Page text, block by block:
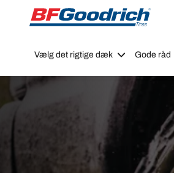
Go to page content
Go to page navigation
Vælg det rigtige dæk Gode råd